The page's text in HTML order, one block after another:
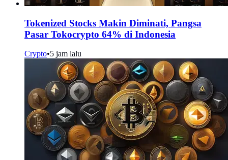
Tokenized Stocks Makin Diminati, Pangsa
Pasar Tokocrypto 64% di Indonesia
Crypto•5 jam lalu